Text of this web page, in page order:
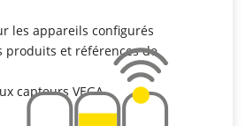
les appareils configurés
produits et références de
capteurs VEGA